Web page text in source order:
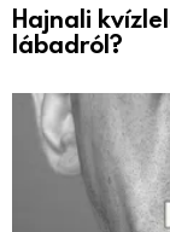
Hajnali
lábadról?